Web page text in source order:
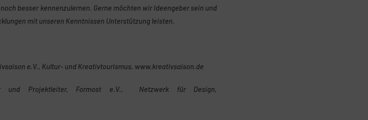
besser kennenzulernen. Gerne möchten wir Ideengeber sein und
mit unseren Kenntnissen Unterstützung leisten.
e.V., Kultur- und Kreativtourismus, www.kreativsaison.de
und Projektleiter, Formost e.V., Netzwerk für Design,